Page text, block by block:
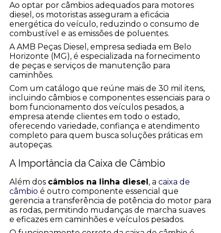
Ao optar por câmbios adequados para motores
diesel, os motoristas asseguram a eficácia
energética do veículo, reduzindo o consumo de
combustível e as emissões de poluentes.
A AMB Peças Diesel, empresa sediada em Belo
Horizonte (MG), é especializada na fornecimento
de peças e serviços de manutenção para
caminhões.
Com um catálogo que reúne mais de 30 mil itens,
incluindo câmbios e componentes essenciais para o
bom funcionamento dos veículos pesados, a
empresa atende clientes em todo o estado,
oferecendo variedade, confiança e atendimento
completo para quem busca soluções práticas em
autopeças.
A Importância da Caixa de Câmbio
Além dos câmbios na linha diesel, acaixa de
câmbio é outro componente essencial que
gerencia a transferência de potência do motor para
as rodas, permitindo mudanças de marcha suaves
e eficazes em caminhões e veículos pesados.